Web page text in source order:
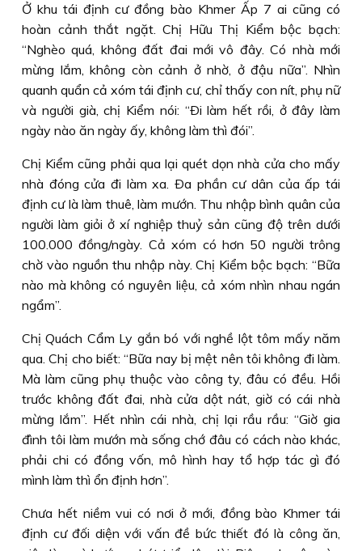
Ở khu tái định cư đồng bào Khmer Ấp 7 ai cũng có
hoàn cảnh thắt ngặt. Chị Hữu Thị Kiểm bộc bạch:
“Nghèo quá, không đất đai mới vô đây. Có nhà mới
mừng lắm, không còn cảnh ở nhờ, ở đậu nữa”. Nhìn
quanh quẩn cả xóm tái định cư, chỉ thấy con nít, phụ nữ
và người già, chị Kiểm nói: “Ði làm hết rồi, ở đây làm
ngày nào ăn ngày ấy, không làm thì đói”.
Chị Kiểm cũng phải qua lại quét dọn nhà cửa cho mấy
nhà đóng cửa đi làm xa. Ða phần cư dân của ấp tái
định cư là làm thuê, làm mướn. Thu nhập bình quân của
người làm giỏi ở xí nghiệp thuỷ sản cũng độ trên dưới
100.000 đồng/ngày. Cả xóm có hơn 50 người trông
chờ vào nguồn thu nhập này. Chị Kiểm bộc bạch: “Bữa
nào mà không có nguyên liệu, cả xóm nhìn nhau ngán
ngẩm”.
Chị Quách Cẩm Ly gắn bó với nghề lột tôm mấy năm
qua. Chị cho biết: “Bữa nay bị mệt nên tôi không đi làm.
Mà làm cũng phụ thuộc vào công ty, đâu có đều. Hồi
trước không đất đai, nhà cửa dột nát, giờ có cái nhà
mừng lắm”. Hết nhìn cái nhà, chị lại rầu rầu: “Giờ gia
đình tôi làm mướn mà sống chớ đâu có cách nào khác,
phải chi có đồng vốn, mô hình hay tổ hợp tác gì đó
mình làm thì ổn định hơn”.
Chưa hết niềm vui có nơi ở mới, đồng bào Khmer tái
định cư đối diện với vấn đề bức thiết đó là công ăn,